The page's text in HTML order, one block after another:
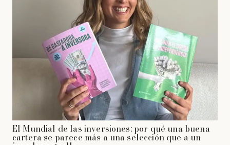
El Mundial de las inversiones: por qué una buena
cartera se parece más a una selección que a un